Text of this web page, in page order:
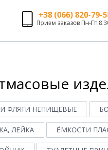
+38 (066) 820-79-
Прием заказов Пн-Пт
ФЛЯГИ НЕПИЩЕВЫЕ
ЛЕЙКА ЁМКОСТИ